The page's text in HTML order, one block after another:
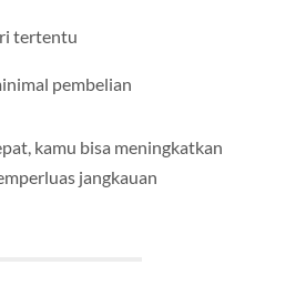
tertentu
pembelian
kamu bisa meningkatkan
jangkauan